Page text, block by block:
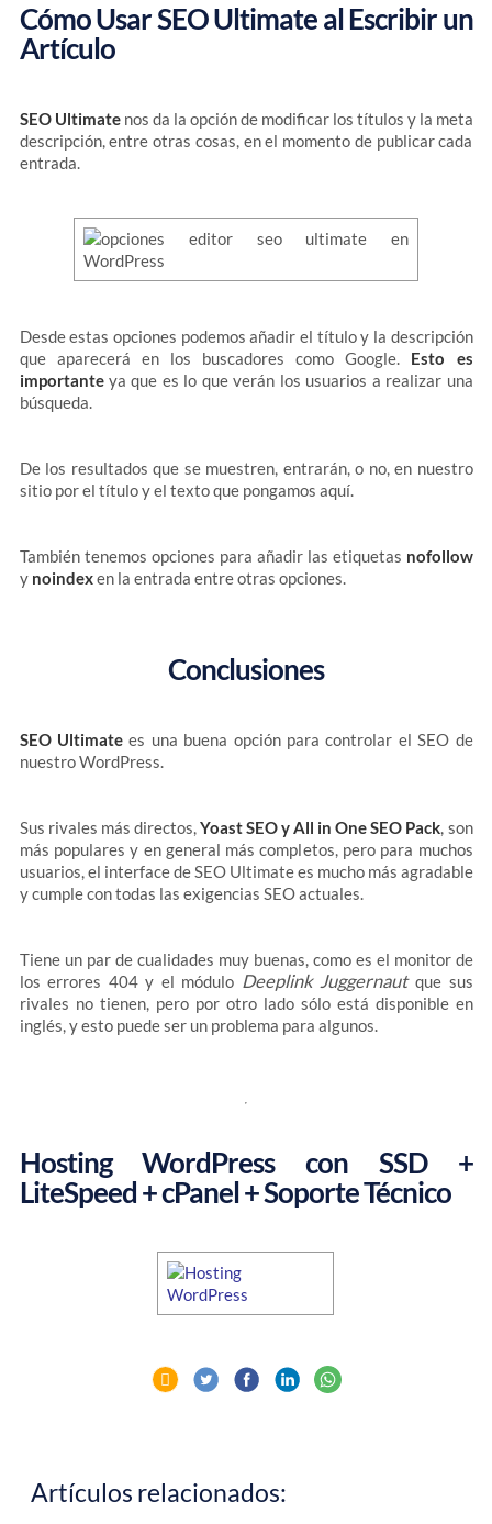
Cómo Usar SEO Ultimate al Escribir un
Artículo
SEO Ultimatenos da la opción de modificar los títulos y la meta
descripción, entre otras cosas, en el momento de publicar cada
entrada.
Desde estas opciones podemos añadir el título y la descripción
que aparecerá en los buscadores como Google. Esto es
importante ya que es lo que verán los usuarios a realizar una
búsqueda.
De los resultados que se muestren, entrarán, o no, en nuestro
sitio por el título y el texto que pongamos aquí.
También tenemos opciones para añadir las etiquetas nofollow
y noindexen la entrada entre otras opciones.
Conclusiones
SEO Ultimatees una buena opción para controlar el SEO de
nuestro WordPress.
Sus rivales más directos,Yoast SEO y All in One SEO Pack, son
más populares y en general más completos, pero para muchos
usuarios, el interface de SEO Ultimate es mucho más agradable
y cumple con todas las exigencias SEO actuales.
Tiene un par de cualidades muy buenas, como es el monitor de
los errores 404 y el módulo Deeplink Juggernautque sus
rivales no tienen, pero por otro lado sólo está disponible en
inglés, y esto puede ser un problema para algunos.
Hosting WordPress con SSD +
LiteSpeed + cPanel + Soporte Técnico
Artículos relacionados: